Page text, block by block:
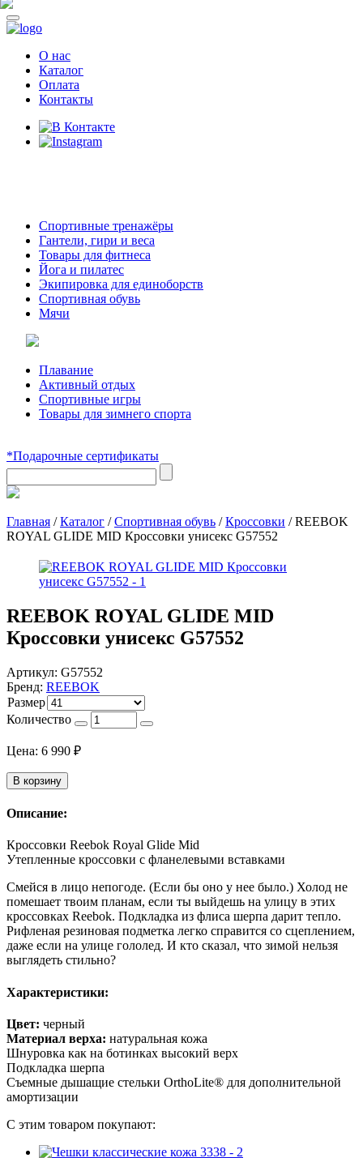
О нас
Каталог
Оплата
Контакты
Спортивные тренажёры
Гантели, гири и веса
Товары для фитнеса
Йога и пилатес
Экипировка для единоборств
Спортивная обувь
Мячи
Плавание
Активный отдых
Спортивные игры
Товары для зимнего спорта
*Подарочные сертификаты
Главная /Каталог /Спортивная обувь /Кроссовки /REEBOK
ROYAL GLIDE MID Кроссовки унисекс G57552
REEBOK ROYAL GLIDE MID
Кроссовки унисекс G57552
Артикул: G57552
Бренд: REEBOK
Размер
Количество
Цена: 6 990 ₽
В корзину
Описание:
Кроссовки Reebok Royal Glide Mid
Утепленные кроссовки с фланелевыми вставками
Смейся в лицо непогоде. (Если бы оно у нее было.) Холод не
помешает твоим планам, если ты выйдешь на улицу в этих
кроссовках Reebok. Подкладка из флиса шерпа дарит тепло.
Рифленая резиновая подметка легко справится со сцеплением,
даже если на улице гололед. И кто сказал, что зимой нельзя
выглядеть стильно?
Характеристики:
Цвет: черный
Материал верха: натуральная кожа
Шнуровка как на ботинках высокий верх
Подкладка шерпа
Съемные дышащие стельки OrthoLite® для дополнительной
амортизации
С этим товаром покупают: